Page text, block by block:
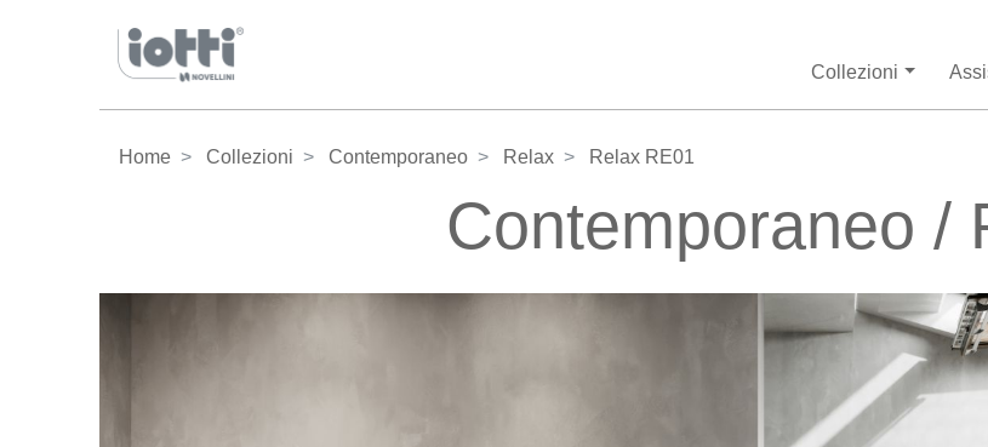
Collezioni
Home Collezioni Contemporaneo Relax Relax RE01
Contemporaneo /